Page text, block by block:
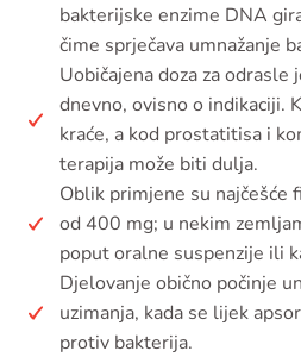
bakterijske enzime DNA
čime sprječava umnažanje
Uobičajena doza za
dnevno, ovisno o indikaciji.
kraće, a kod prostatitisa i
terapija može biti dulja.
Oblik primjene su
od 400 mg; u nekim
poput oralne suspenzije ili
Djelovanje obično počinje
uzimanja, kada se lijek
protiv bakterija.